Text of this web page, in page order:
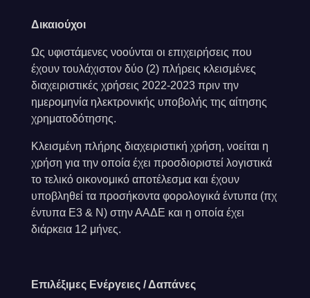
Δικαιούχοι
Ως υφιστάμενες νοούνται οι επιχειρήσεις που
έχουν τουλάχιστον δύο (2) πλήρεις κλεισμένες
διαχειριστικές χρήσεις 2022-2023 πριν την
ημερομηνία ηλεκτρονικής υποβολής της αίτησης
χρηματοδότησης.
Κλεισμένη πλήρης διαχειριστική χρήση, νοείται η
χρήση για την οποία έχει προσδιοριστεί λογιστικά
το τελικό οικονομικό αποτέλεσμα και έχουν
υποβληθεί τα προσήκοντα φορολογικά έντυπα (πχ
έντυπα Ε3 & Ν) στην ΑΑΔΕ και η οποία έχει
διάρκεια 12 μήνες.
Επιλέξιμες Ενέργειες / Δαπάνες